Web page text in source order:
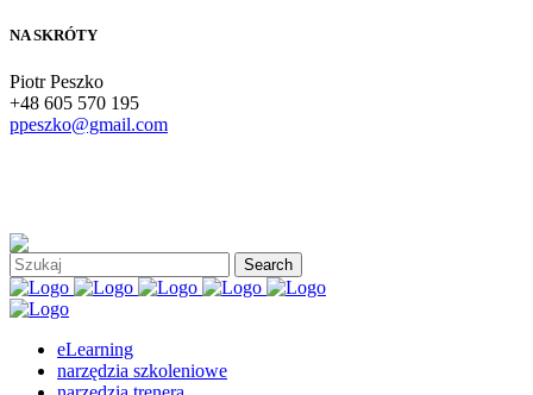
NA SKRÓTY
Piotr Peszko
+48 605 570 195
ppeszko@gmail.com
eLearning
narzędzia szkoleniowe